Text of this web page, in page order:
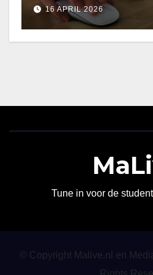
16 APRIL 2026
Tune in voor de
© Copyright Malive.nl en